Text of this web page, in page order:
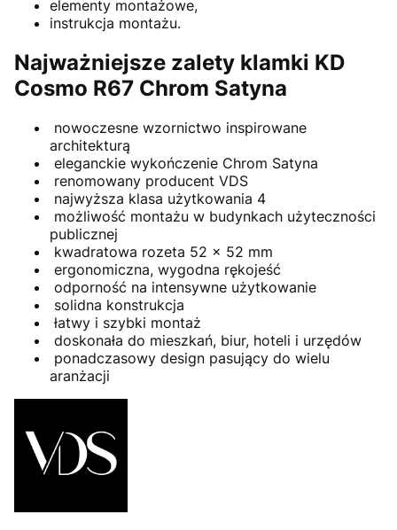
elementy montażowe,
instrukcja montażu.
Najważniejsze zalety klamki KD
Cosmo R67 Chrom Satyna
nowoczesne wzornictwo inspirowane
architekturą
eleganckie wykończenie Chrom Satyna
renomowany producent VDS
najwyższa klasa użytkowania 4
możliwość montażu w budynkach użyteczności
publicznej
kwadratowa rozeta 52 × 52 mm
ergonomiczna, wygodna rękojeść
odporność na intensywne użytkowanie
solidna konstrukcja
łatwy i szybki montaż
doskonała do mieszkań, biur, hoteli i urzędów
ponadczasowy design pasujący do wielu
aranżacji